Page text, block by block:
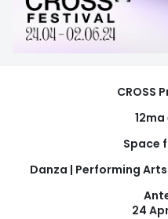
CROSS
Space
Danza | Performing
24